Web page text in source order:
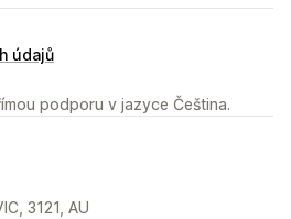
údajů
podporu v jazyce Čeština.
3121, AU